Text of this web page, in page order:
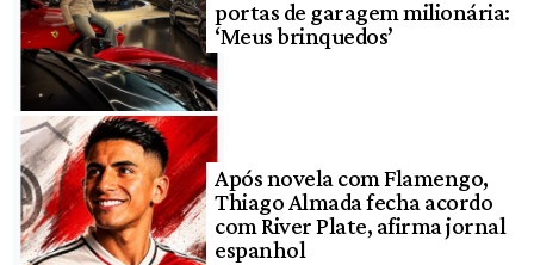
portas de garagem milionária:
‘Meus brinquedos’
Após novela com Flamengo,
Thiago Almada fecha acordo
com River Plate, afirma jornal
espanhol